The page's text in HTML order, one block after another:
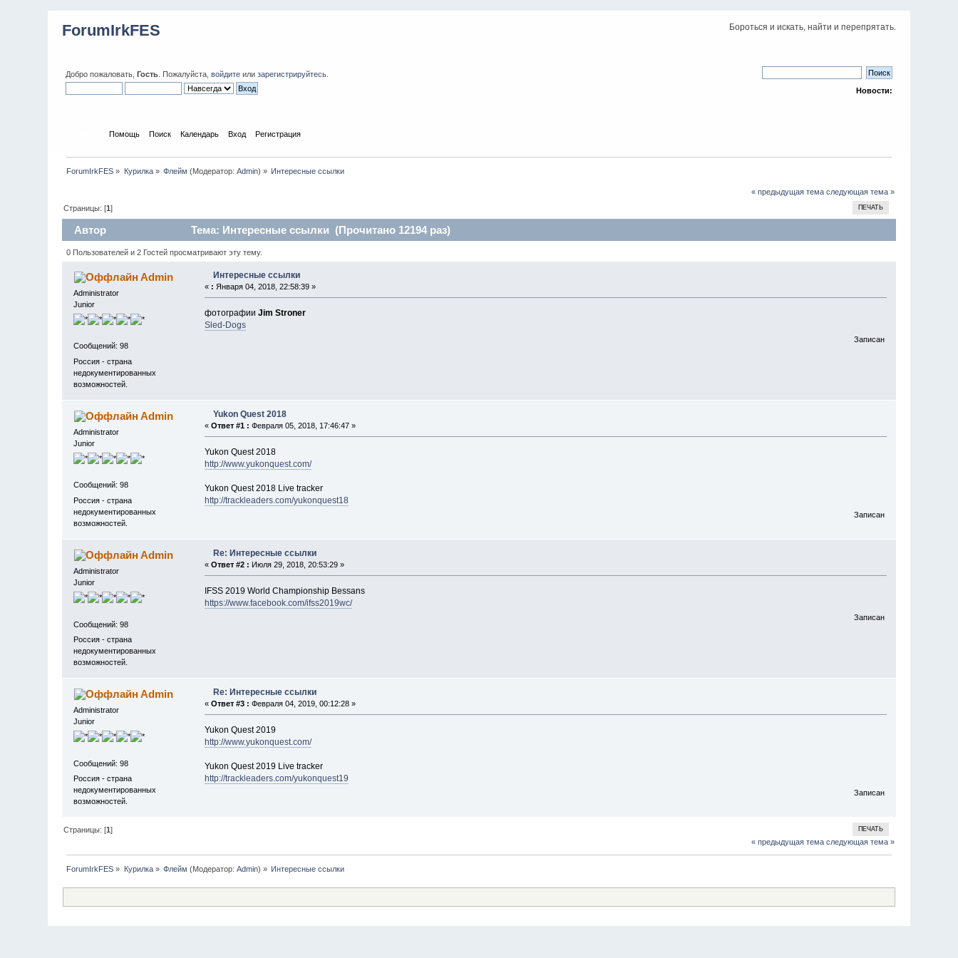
ForumIrkFES Бороться и искать, найти и перепрятать.
Добро пожаловать,Гость . Пожалуйста,войдите илизарегистрируйтесь
Новости:
Помощь Поиск Календарь Вход Регистрация
ForumIrkFES » Курилка» Флейм (Модератор:Admin) » Интересные ссылки
« предыдущая тема следующая тема »
ПЕЧАТЬ
Страницы: [1]
Автор Тема: Интересные ссылки (Прочитано 12194 раз)
0 Пользователей и 2 Гостей просматривают эту тему.
Admin
Administrator
Junior
Сообщений: 98
Россия - страна
недокументированных
возможностей.
Интересные ссылки
« : Января 04, 2018, 22:58:39 »
фотографии Jim Stroner
Sled-Dogs
Записан
Admin
Administrator
Junior
Сообщений: 98
Россия - страна
недокументированных
возможностей.
Yukon Quest 2018
« Ответ #1 : Февраля 05, 2018, 17:46:47 »
Yukon Quest 2018
http://www.yukonquest.com/
Yukon Quest 2018 Live tracker
http://trackleaders.com/yukonquest18
Записан
Admin
Administrator
Junior
Сообщений: 98
Россия - страна
недокументированных
возможностей.
Re: Интересные ссылки
« Ответ #2 : Июля 29, 2018, 20:53:29 »
IFSS 2019 World Championship Bessans
https://www.facebook.com/ifss2019wc/
Записан
Admin
Administrator
Junior
Сообщений: 98
Россия - страна
недокументированных
возможностей.
Re: Интересные ссылки
« Ответ #3 : Февраля 04, 2019, 00:12:28 »
Yukon Quest 2019
http://www.yukonquest.com/
Yukon Quest 2019 Live tracker
http://trackleaders.com/yukonquest19
Записан
ПЕЧАТЬ
Страницы: [1]
« предыдущая тема следующая тема »
ForumIrkFES » Курилка» Флейм (Модератор:Admin) » Интересные ссылки